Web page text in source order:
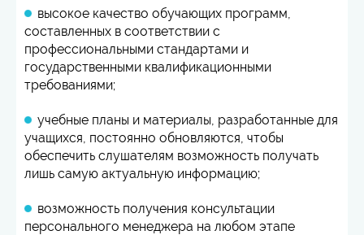
высокое качество обучающих программ,
составленных в соответствии с
профессиональными стандартами и
государственными квалификационными
требованиями;
учебные планы и материалы, разработанные для
учащихся, постоянно обновляются, чтобы
обеспечить слушателям возможность получать
лишь самую актуальную информацию;
возможность получения консультации
персонального менеджера на любом этапе